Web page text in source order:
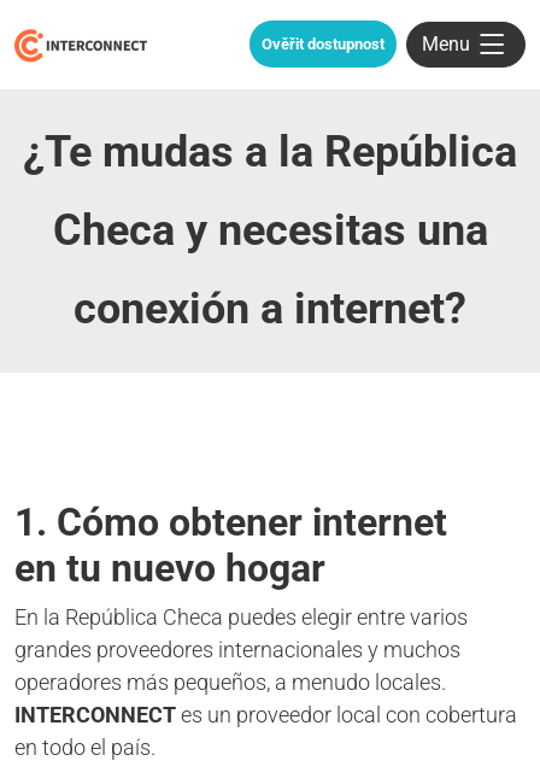
Ověřit dostupnost Menu
¿Te mudas a la República
Checa y necesitas una
conexión a internet?
1. Cómo obtener internet
en tu nuevo hogar
En la República Checa puedes elegir entre varios
grandes proveedores internacionales y muchos
operadores más pequeños, a menudo locales.
INTERCONNECTes un proveedor local con cobertura
en todo el país.